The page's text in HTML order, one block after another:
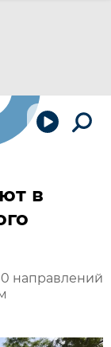
в
направлений